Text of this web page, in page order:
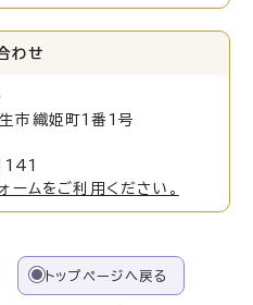
わせ
織姫町1番1号
ームをご利用ください。
トップページへ戻る